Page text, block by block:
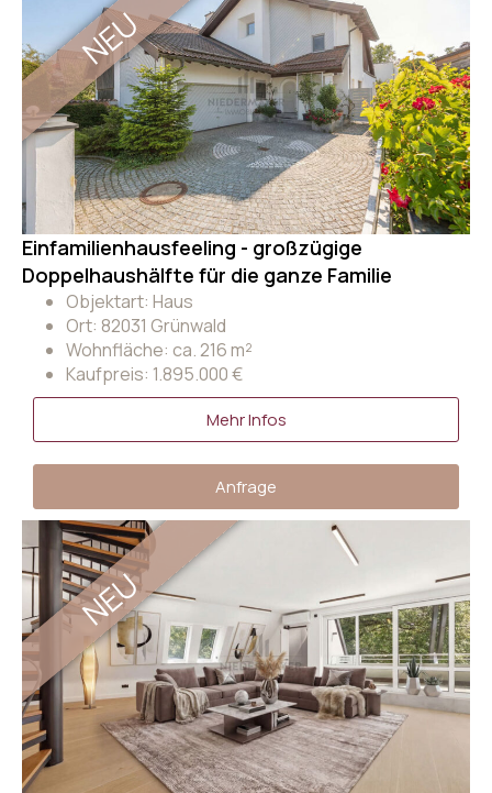
Einfamilienhausfeeling - großzügige
Doppelhaushälfte für die ganze Familie
NEU
Objektart: Haus
Ort: 82031 Grünwald
Wohnfläche: ca. 216 m²
Kaufpreis: 1.895.000 €
Mehr Infos
Anfrage
NEU